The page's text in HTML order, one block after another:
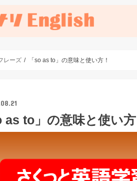
レーズ 「so as to」の意味と使い方！
as to」の意味と使い